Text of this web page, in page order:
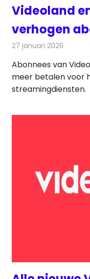
Videoland
verhogen
27 januari 2026
Abonnees van
meer betalen voor
streamingdiensten.